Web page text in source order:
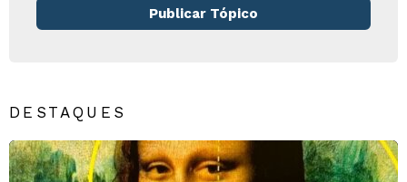
Publicar Tópico
DESTAQUES